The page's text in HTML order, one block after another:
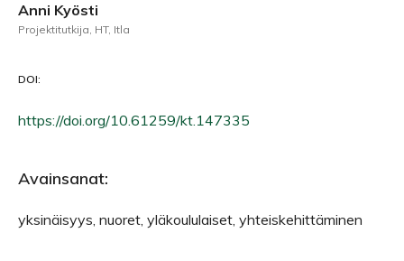
Anni Kyösti
Projektitutkija, HT, Itla
DOI:
https://doi.org/10.61259/kt.147335
Avainsanat:
yksinäisyys, nuoret, yläkoululaiset, yhteiskehittäminen